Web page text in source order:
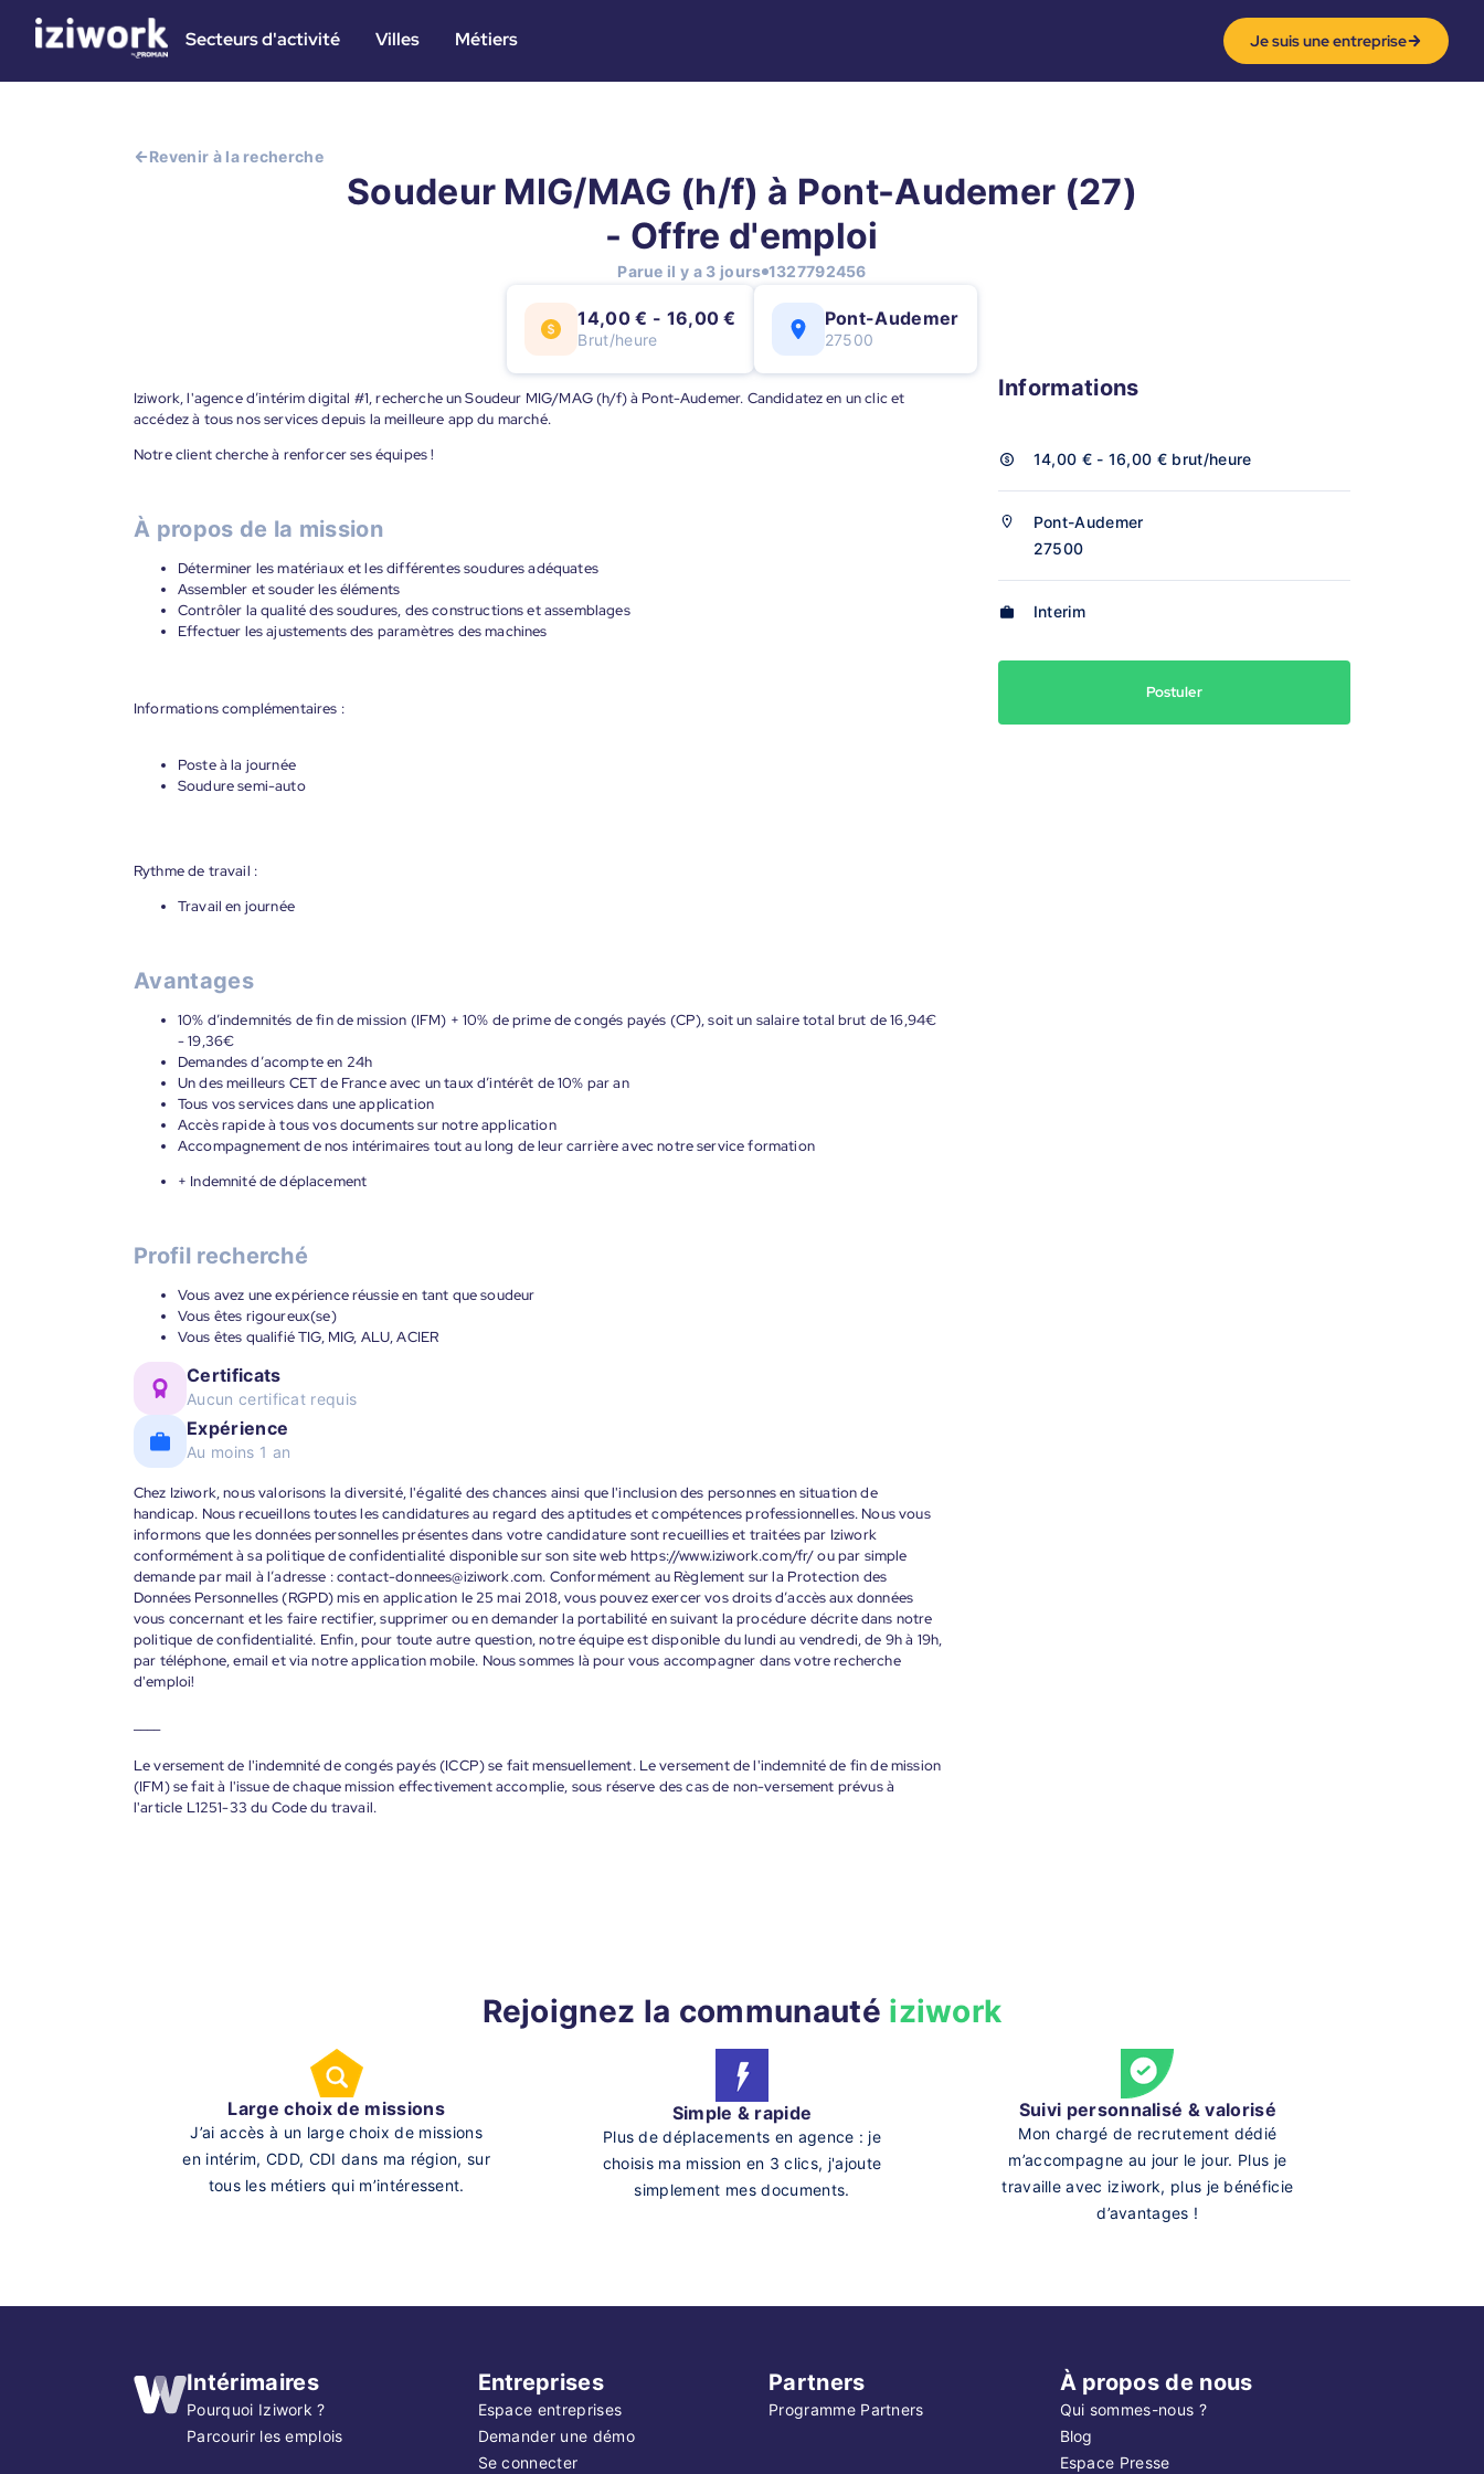
Secteurs d'activité Villes Métiers Je suis une entreprise
Revenir à la recherche
Soudeur MIG/MAG (h/f) à Pont-Audemer (27)
- Offre d'emploi
Parue il y a 3 jours 1327792456
14,00 € - 16,00 €
Brut/heure
Pont-Audemer
27500
Iziwork, l'agence d’intérim digital #1, recherche un Soudeur MIG/MAG (h/f) à Pont-Audemer. Candidatez en un clic et
accédez à tous nos services depuis la meilleure app du marché.
Notre client cherche à renforcer ses équipes !
À propos de la mission
Déterminer les matériaux et les différentes soudures adéquates
Assembler et souder les éléments
Contrôler la qualité des soudures, des constructions et assemblages
Effectuer les ajustements des paramètres des machines
Informations complémentaires :
Poste à la journée
Soudure semi-auto
Rythme de travail :
Travail en journée
Avantages
10% d’indemnités de fin de mission (IFM) + 10% de prime de congés payés (CP), soit un salaire total brut de 16,94€
- 19,36€
Demandes d’acompte en 24h
Un des meilleurs CET de France avec un taux d’intérêt de 10% par an
Tous vos services dans une application
Accès rapide à tous vos documents sur notre application
Accompagnement de nos intérimaires tout au long de leur carrière avec notre service formation
+ Indemnité de déplacement
Profil recherché
Vous avez une expérience réussie en tant que soudeur
Vous êtes rigoureux(se)
Vous êtes qualifié TIG, MIG, ALU, ACIER
Certificats
Aucun certificat requis
Expérience
Au moins 1 an
Chez Iziwork, nous valorisons la diversité, l'égalité des chances ainsi que l'inclusion des personnes en situation de
handicap. Nous recueillons toutes les candidatures au regard des aptitudes et compétences professionnelles. Nous vous
informons que les données personnelles présentes dans votre candidature sont recueillies et traitées par Iziwork
conformément à sa politique de confidentialité disponible sur son site web https://www.iziwork.com/fr/ ou par simple
demande par mail à l’adresse : contact-donnees@iziwork.com. Conformément au Règlement sur la Protection des
Données Personnelles (RGPD) mis en application le 25 mai 2018, vous pouvez exercer vos droits d’accès aux données
vous concernant et les faire rectifier, supprimer ou en demander la portabilité en suivant la procédure décrite dans notre
politique de confidentialité. Enfin, pour toute autre question, notre équipe est disponible du lundi au vendredi, de 9h à 19h,
par téléphone, email et via notre application mobile. Nous sommes là pour vous accompagner dans votre recherche
d'emploi!
Le versement de l'indemnité de congés payés (ICCP) se fait mensuellement. Le versement de l'indemnité de fin de mission
(IFM) se fait à l'issue de chaque mission effectivement accomplie, sous réserve des cas de non-versement prévus à
l'article L1251-33 du Code du travail.
Informations
14,00 € - 16,00 € brut/heure
Pont-Audemer
27500
Interim
Postuler
Rejoignez la communauté iziwork
Large choix de missions
J’ai accès à un large choix de missions
en intérim, CDD, CDI dans ma région, sur
tous les métiers qui m’intéressent.
Simple & rapide
Plus de déplacements en agence : je
choisis ma mission en 3 clics, j'ajoute
simplement mes documents.
Suivi personnalisé & valorisé
Mon chargé de recrutement dédié
m’accompagne au jour le jour. Plus je
travaille avec iziwork, plus je bénéficie
d’avantages !
Intérimaires
Pourquoi Iziwork ?
Parcourir les emplois
Entreprises
Espace entreprises
Demander une démo
Se connecter
Partners
Programme Partners
À propos de nous
Qui sommes-nous ?
Blog
Espace Presse